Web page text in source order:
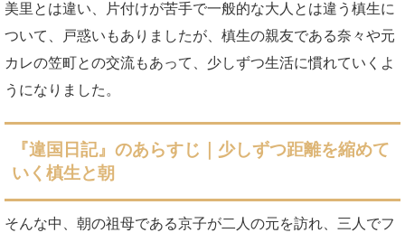
美里とは違い、片付けが苦手で一般的な大人とは違う槙生に
ついて、戸惑いもありましたが、槙生の親友である奈々や元
カレの笠町との交流もあって、少しずつ生活に慣れていくよ
うになりました。
『違国日記』のあらすじ｜少しずつ距離を縮めて
いく槙生と朝
そんな中、朝の祖母である京子が二人の元を訪れ、三人でフ